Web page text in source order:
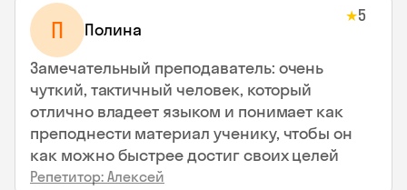
П Полина
★5
Замечательный преподаватель: очень
чуткий, тактичный человек, который
отлично владеет языком и понимает как
преподнести материал ученику, чтобы он
как можно быстрее достиг своих целей
Репетитор: Алексей